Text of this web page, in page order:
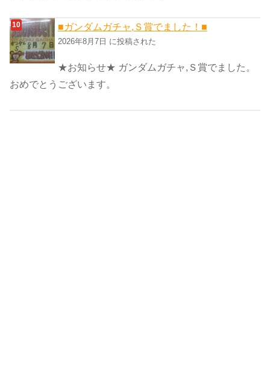
■ガンダムガチャ,Ｓ賞でました！■
2026年8月7日 に投稿された
★お知らせ★ ガンダムガチャ,Ｓ賞でました。
おめでとうございます。